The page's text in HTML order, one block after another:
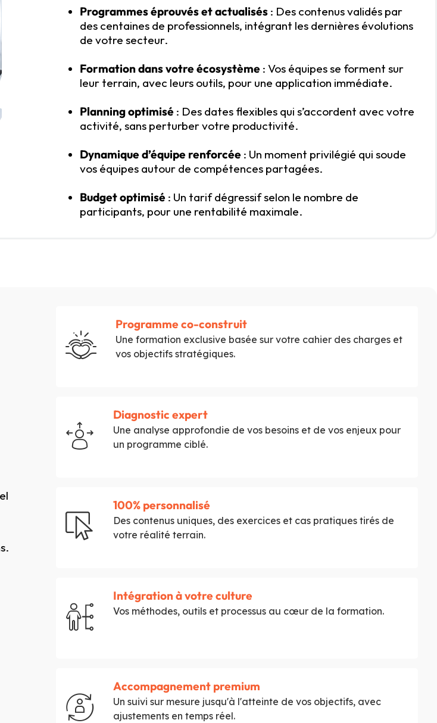
Programmes éprouvés et actualisés : Des contenus validés par
des centaines de professionnels, intégrant les dernières évolutions
de votre secteur.
Formation dans votre écosystème : Vos équipes se forment sur
leur terrain, avec leurs outils, pour une application immédiate.
Planning optimisé : Des dates flexibles qui s’accordent avec votre
activité, sans perturber votre productivité.
Dynamique d’équipe renforcée : Un moment privilégié qui soude
vos équipes autour de compétences partagées.
Budget optimisé : Un tarif dégressif selon le nombre de
participants, pour une rentabilité maximale.
Programme co-construit
Une formation exclusive basée sur votre cahier des charges et
vos objectifs stratégiques.
Diagnostic expert
Une analyse approfondie de vos besoins et de vos enjeux pour
un programme ciblé.
100% personnalisé
Des contenus uniques, des exercices et cas pratiques tirés de
votre réalité terrain.
Intégration à votre culture
Vos méthodes, outils et processus au cœur de la formation.
Accompagnement premium
Un suivi sur mesure jusqu'à l'atteinte de vos objectifs, avec
ajustements en temps réel.